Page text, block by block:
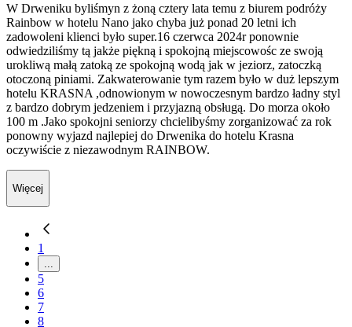
W Drweniku byliśmyn z żoną cztery lata temu z biurem podróży
Rainbow w hotelu Nano jako chyba już ponad 20 letni ich
zadowoleni klienci było super.16 czerwca 2024r ponownie
odwiedziliśmy tą jakże piękną i spokojną miejscowośc ze swoją
urokliwą małą zatoką ze spokojną wodą jak w jeziorz, zatoczką
otoczoną piniami. Zakwaterowanie tym razem było w duż lepszym
hotelu KRASNA ,odnowionym w nowoczesnym bardzo ładny styl
z bardzo dobrym jedzeniem i przyjazną obsługą. Do morza około
100 m .Jako spokojni seniorzy chcielibyśmy zorganizować za rok
ponowny wyjazd najlepiej do Drwenika do hotelu Krasna
oczywiście z niezawodnym RAINBOW.
Więcej
1
...
5
6
7
8